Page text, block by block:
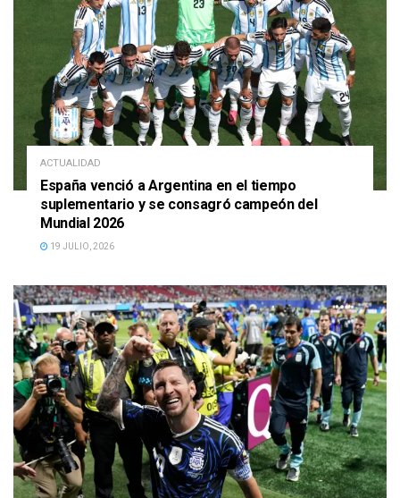
ACTUALIDAD
España venció a Argentina en el tiempo
suplementario y se consagró campeón del
Mundial 2026
19 JULIO, 2026